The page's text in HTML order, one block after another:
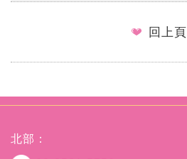
回上頁
北部：